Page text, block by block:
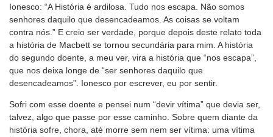
Ionesco: “A História é ardilosa. Tudo nos escapa. Não somos
senhores daquilo que desencadeamos. As coisas se voltam
contra nós.” E creio ser verdade, porque depois deste relato toda
a história de Macbett se tornou secundária para mim. A história
do segundo doente, a meu ver, vira a história que “nos escapa”,
que nos deixa longe de “ser senhores daquilo que
desencadeamos”. Ionesco por escrever, eu por sentir.
Sofri com esse doente e pensei num “devir vítima” que devia ser,
talvez, algo que passe por esse caminho. Sobre quem diante da
história sofre, chora, até morre sem nem ser vítima: uma vítima